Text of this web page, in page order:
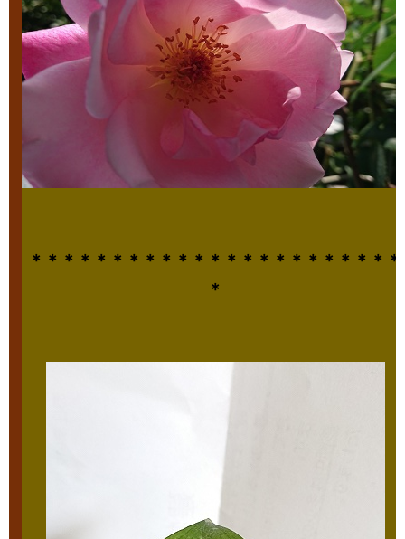
＊＊＊＊＊＊＊＊＊＊＊＊＊＊＊＊＊＊＊＊＊＊＊
＊